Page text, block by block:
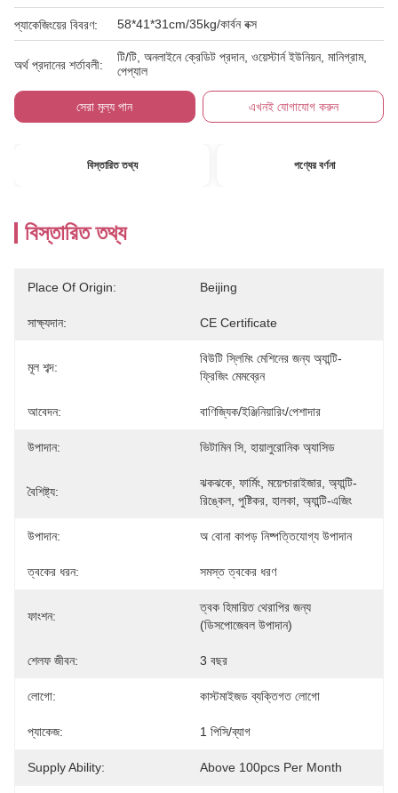
প্যাকেজিংয়ের বিবরণ: 58*41*31cm/35kg/কার্বন বক্স
অর্থ প্রদানের শর্তাবলী:
টি/টি, অনলাইনে ক্রেডিট প্রদান, ওয়েস্টার্ন ইউনিয়ন, মানিগ্রাম,
পেপ্যাল
সেরা মূল্য পান এখনই যোগাযোগ করুন
বিস্তারিত তথ্য পণ্যের বর্ণনা
বিস্তারিত তথ্য
Place Of Origin: Beijing
সাক্ষ্যদান: CE Certificate
মূল শব্দ:
বিউটি স্লিমিং মেশিনের জন্য অ্যান্টি-
ফ্রিজিং মেমব্রেন
আবেদন: বাণিজ্যিক/ইঞ্জিনিয়ারিং/পেশাদার
উপাদান: ভিটামিন সি, হায়ালুরোনিক অ্যাসিড
বৈশিষ্ট্য:
ঝকঝকে, ফার্মিং, ময়েশ্চারাইজার, অ্যান্টি-
রিঙ্কেল, পুষ্টিকর, হালকা, অ্যান্টি-এজিং
উপাদান: অ বোনা কাপড় নিষ্পত্তিযোগ্য উপাদান
ত্বকের ধরন: সমস্ত ত্বকের ধরণ
ফাংশন:
ত্বক হিমায়িত থেরাপির জন্য
(ডিসপোজেবল উপাদান)
শেলফ জীবন: 3 বছর
লোগো: কাস্টমাইজড ব্যক্তিগত লোগো
প্যাকেজ: 1 পিসি/ব্যাগ
Supply Ability: Above 100pcs Per Month